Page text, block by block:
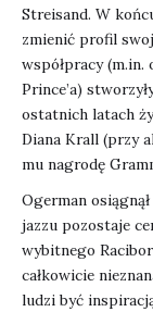
Streisand. W
zmienić profil
współpracy (m.in.
Prince’a)
ostatnich latach
Diana Krall (przy
mu nagrodę
Ogerman
jazzu pozostaje
wybitnego
całkowicie
ludzi być